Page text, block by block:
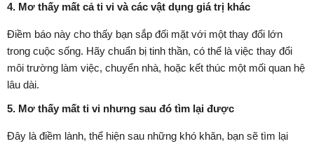
4. Mơ thấy mất cả ti vi và các vật dụng giá trị khác
Điềm báo này cho thấy bạn sắp đối mặt với một thay đổi lớn
trong cuộc sống. Hãy chuẩn bị tinh thần, có thể là việc thay đổi
môi trường làm việc, chuyển nhà, hoặc kết thúc một mối quan hệ
lâu dài.
5. Mơ thấy mất ti vi nhưng sau đó tìm lại được
Đây là điềm lành, thể hiện sau những khó khăn, bạn sẽ tìm lại